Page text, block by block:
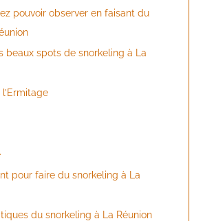
pouvoir observer en faisant du
beaux spots de snorkeling à La
l’Ermitage
pour faire du snorkeling à La
du snorkeling à La Réunion